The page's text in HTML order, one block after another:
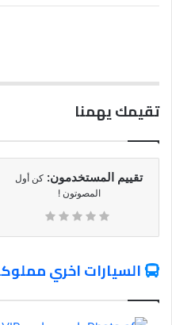
تقيمك يهمنا
تقييم المستخدمون: كن أول
المصوتون !
السيارات اخري